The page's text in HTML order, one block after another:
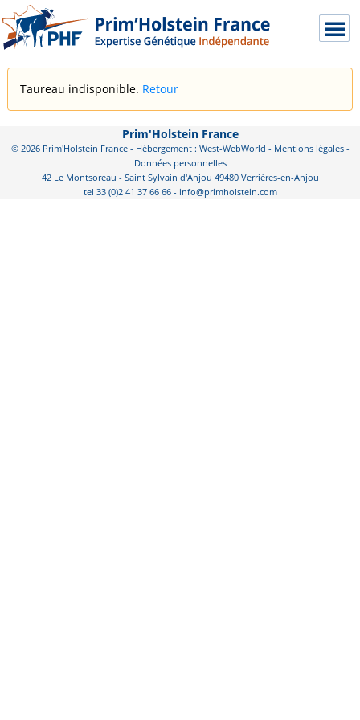
Taureau indisponible. Retour
Prim'Holstein France
© 2026 Prim'Holstein France - Hébergement : West-WebWorld - Mentions légales-
Données personnelles
42 Le Montsoreau - Saint Sylvain d'Anjou 49480 Verrières-en-Anjou
tel 33 (0)2 41 37 66 66 - info@primholstein.com